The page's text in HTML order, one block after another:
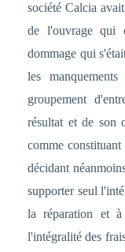
société Calcia
de l'ouvrage qui
dommage qui
les
groupement
résultat et de son
comme
décidant
supporter seul
la réparation et
l'intégralité des